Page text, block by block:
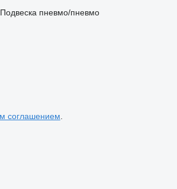
Подвеска пневмо/пневмо
соглашением